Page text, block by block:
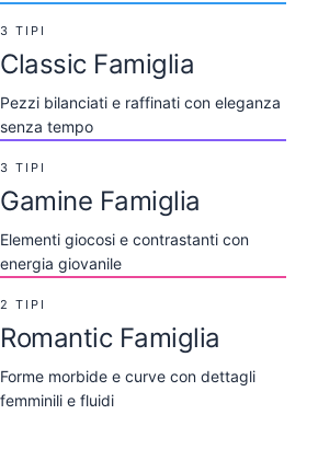
3 TIPI
Classic Famiglia
Pezzi bilanciati e raffinati con eleganza
senza tempo
3 TIPI
Gamine Famiglia
Elementi giocosi e contrastanti con
energia giovanile
2 TIPI
Romantic Famiglia
Forme morbide e curve con dettagli
femminili e fluidi